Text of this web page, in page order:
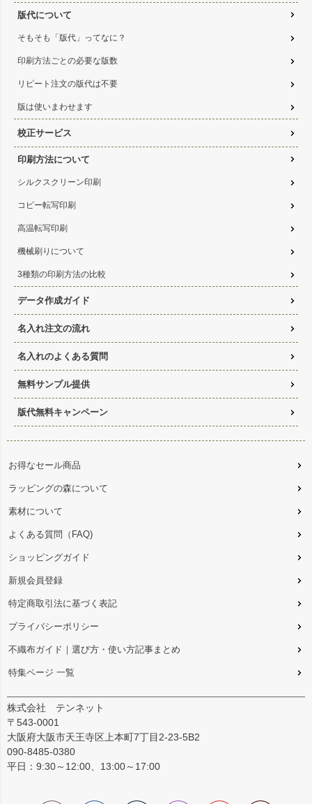
版代について
そもそも「版代」ってなに？
印刷方法ごとの必要な版数
リピート注文の版代は不要
版は使いまわせます
校正サービス
印刷方法について
シルクスクリーン印刷
コピー転写印刷
高温転写印刷
機械刷りについて
3種類の印刷方法の比較
データ作成ガイド
名入れ注文の流れ
名入れのよくある質問
無料サンプル提供
版代無料キャンペーン
お得なセール商品
ラッピングの森について
素材について
よくある質問（FAQ)
ショッピングガイド
新規会員登録
特定商取引法に基づく表記
プライバシーポリシー
不織布ガイド｜選び方・使い方記事まとめ
特集ページ 一覧
株式会社 テンネット
〒543-0001
大阪府大阪市天王寺区上本町7丁目2-23-5B2
090-8485-0380
平日：9:30～12:00、13:00～17:00